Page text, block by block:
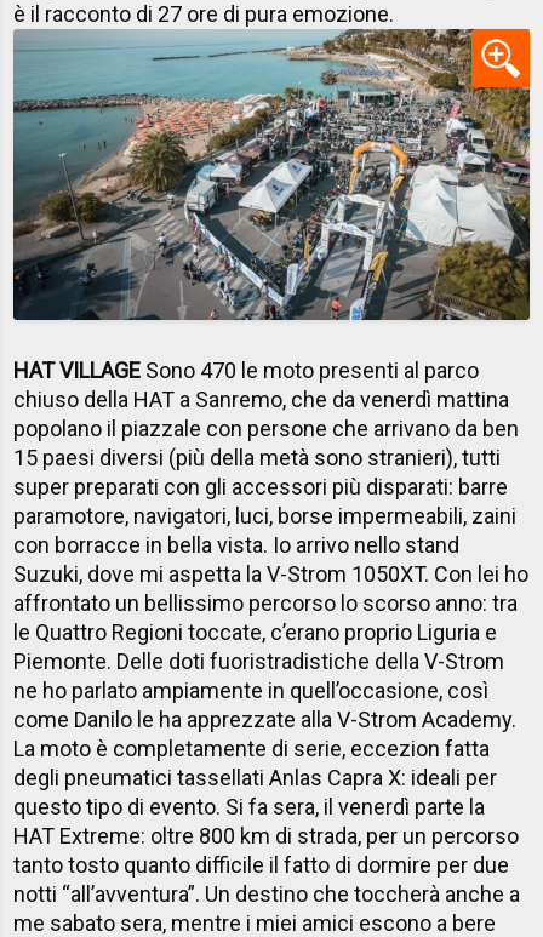
è il racconto di 27 ore di pura emozione.
HAT VILLAGE Sono 470 le moto presenti al parco
chiuso della HAT a Sanremo, che da venerdì mattina
popolano il piazzale con persone che arrivano da ben
15 paesi diversi (più della metà sono stranieri), tutti
super preparati con gli accessori più disparati: barre
paramotore, navigatori, luci, borse impermeabili, zaini
con borracce in bella vista. Io arrivo nello stand
Suzuki, dove mi aspetta la V-Strom 1050XT. Con lei ho
affrontato un bellissimo percorso lo scorso anno: tra
le Quattro Regioni toccate, c’erano proprio Liguria e
Piemonte. Delle doti fuoristradistiche della V-Strom
ne ho parlato ampiamente in quell’occasione, così
come Danilo le ha apprezzate alla V-Strom Academy.
La moto è completamente di serie, eccezion fatta
degli pneumatici tassellati Anlas Capra X: ideali per
questo tipo di evento. Si fa sera, il venerdì parte la
HAT Extreme: oltre 800 km di strada, per un percorso
tanto tosto quanto difficile il fatto di dormire per due
notti “all’avventura”. Un destino che toccherà anche a
me sabato sera, mentre i miei amici escono a bere